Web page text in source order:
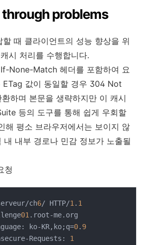
problems
할 때 클라이언트의 성능 향상을 위
시 처리를 수행합니다.
None-Match 헤더를 포함하여 요
ETag 값이 동일할 경우 304 Not
하며 본문을 생략하지만 이 캐시
등의 도구를 통해 쉽게 우회할
해 평소 브라우저에서는 보이지 않
내 내부 경로나 민감 정보가 노출될
청
ch6/ HTTP/1 . 1
01
ko-KR,ko;q=0. 9
Requests: 1